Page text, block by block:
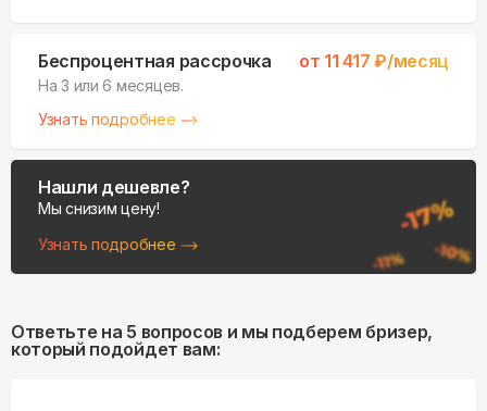
Беспроцентная рассрочка от 11 417 ₽/месяц
На 3 или 6 месяцев.
Узнать подробнее
Нашли дешевле?
Мы снизим цену!
Узнать подробнее
Ответьте на 5 вопросов и мы подберем бризер,
который подойдет вам: